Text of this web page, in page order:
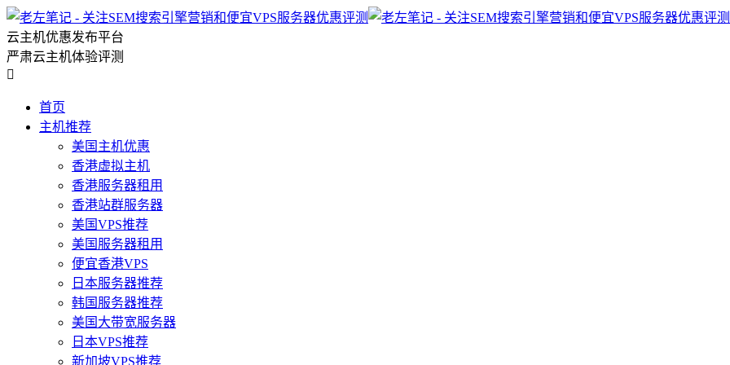
云主机优惠发布平台
严肃云主机体验评测

首页
主机推荐
美国主机优惠
香港虚拟主机
香港服务器租用
香港站群服务器
美国VPS推荐
美国服务器租用
便宜香港VPS
日本服务器推荐
韩国服务器推荐
美国大带宽服务器
日本VPS推荐
新加坡VPS推荐